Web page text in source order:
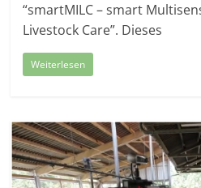
“smartMILC – smart
Livestock Care”. Dieses
Weiterlesen